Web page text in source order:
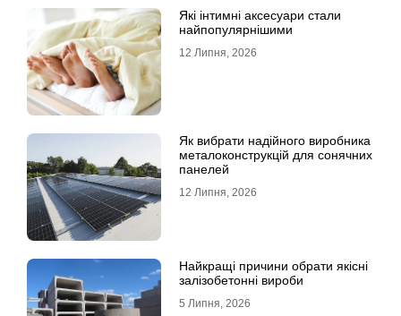
Які інтимні аксесуари стали
найпопулярнішими
12 Липня, 2026
Як вибрати надійного виробника
металоконструкцій для сонячних
панелей
12 Липня, 2026
Найкращі причини обрати якісні
залізобетонні вироби
5 Липня, 2026